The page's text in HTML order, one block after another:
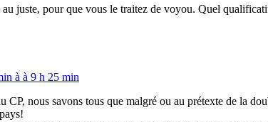
au juste, pour que vous le traitez de voyou. Quel
à à 9 h 25 min
CP, nous savons tous que malgré ou au prétexte de la